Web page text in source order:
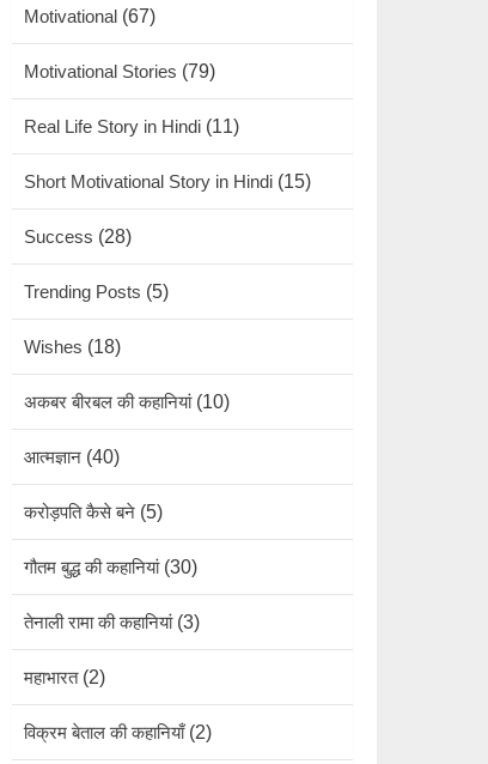
Motivational (67)
Motivational Stories (79)
Real Life Story in Hindi (11)
Short Motivational Story in Hindi (15)
Success (28)
Trending Posts (5)
Wishes (18)
अकबर बीरबल की कहानियां(10)
आत्मज्ञान (40)
करोड़पति कैसे बने (5)
गौतम बुद्ध की कहानियां(30)
तेनाली रामा की कहानियां(3)
महाभारत(2)
विक्रम बेताल की कहानियाँ(2)